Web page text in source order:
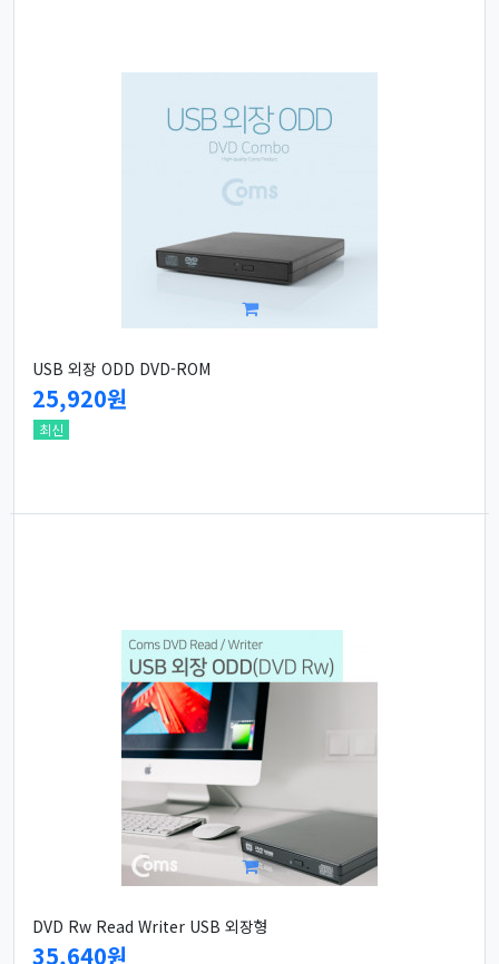
USB 외장 ODD DVD-ROM
25,920원
최신
DVD Rw Read Writer USB 외장형
35,640원